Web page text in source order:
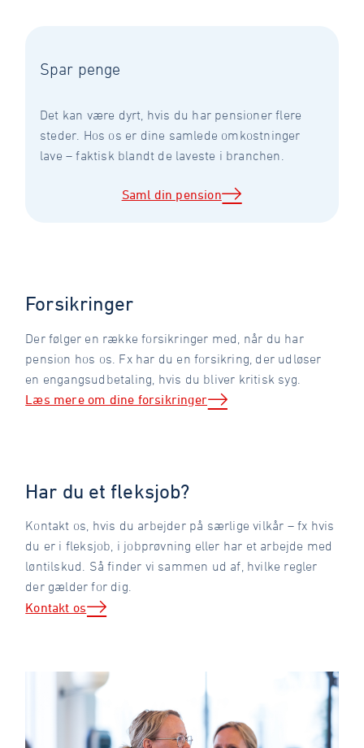
Spar penge
Det kan være dyrt, hvis du har pensioner flere
steder. Hos os er dine samlede omkostninger
lave – faktisk blandt de laveste i branchen.
Saml din pension
Forsikringer
Der følger en række forsikringer med, når du har
pension hos os. Fx har du en forsikring, der udløser
en engangsudbetaling, hvis du bliver kritisk syg.
Læs mere om dine forsikringer
Har du et fleksjob?
Kontakt os, hvis du arbejder på særlige vilkår – fx hvis
du er i fleksjob, i jobprøvning eller har et arbejde med
løntilskud. Så finder vi sammen ud af, hvilke regler
der gælder for dig.
Kontakt os